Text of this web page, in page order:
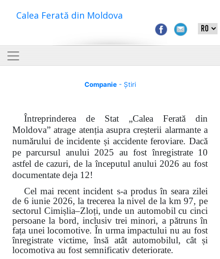
Calea Ferată din Moldova
Companie- Știri
Întreprinderea de Stat „Calea Ferată din
Moldova” atrage atenția asupra creșterii alarmante a
numărului de incidente și accidente feroviare. Dacă
pe parcursul anului 2025 au fost înregistrate 10
astfel de cazuri, de la începutul anului 2026 au fost
documentate deja 12!
Cel mai recent incident s-a produs în seara zilei
de 6 iunie 2026, la trecerea la nivel de la km 97, pe
sectorul Cimișlia–Zloți, unde un automobil cu cinci
persoane la bord, inclusiv trei minori, a pătruns în
fața unei locomotive. În urma impactului nu au fost
înregistrate victime, însă atât automobilul, cât și
locomotiva au fost semnificativ deteriorate.